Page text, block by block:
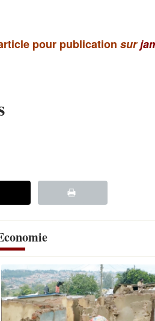
pour publication sur